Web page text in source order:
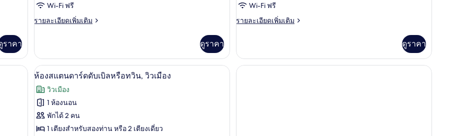
ราคา
แฟ
มิ
สำหรับ
สี่
ท่าน
Wi-Fi ฟรี
รายละเอียดเพิ่มเติม
ราย
เกี่ยว
กับ
ห้อง
มิ
ลี่
สำหรับ
สี่
ท่าน
ดูราคา
แฟ
มิ
หลาย
เตียง
Wi-Fi ฟรี
รายละเอียดเพิ่มเติม
ราย
เกี่ยว
กับ
ห้อง
ดูราคา
โต๊ะทำงาน, ผ้าม่านกันแสง
เปิด
ภาพถ่าย
ทั้งหมด
ของ
ห้อง
ห้องสแตนดาร์ดดับเบิลหรือทวิน, วิวเมือง | มินิบาร์, ตู้นิรภัยในห้องพัก, โต๊ะทำงาน, ผ้าม่านกันแสง
6
ห้องสแตนดาร์ดดับเบิลหรือทวิน, วิวเมือง
วิวเมือง
1 ห้องนอน
พักได้ 2 คน
1 เตียงสำหรับสองท่าน หรือ 2 เตียงเดี่ยว